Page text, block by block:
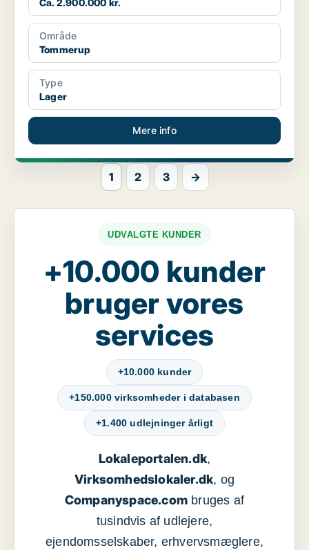
Ca. 2.900.000 kr.
Område
Tommerup
Type
Lager
Mere info
1 2 3 →
UDVALGTE KUNDER
+10.000 kunder
bruger vores
services
+10.000 kunder
+150.000 virksomheder i databasen
+1.400 udlejninger årligt
Lokaleportalen.dk,
Virksomhedslokaler.dk, og
Companyspace.com bruges af
tusindvis af udlejere,
ejendomsselskaber, erhvervsmæglere,